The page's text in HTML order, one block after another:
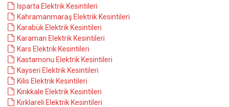
Isparta Elektrik Kesintileri
Kahramanmaraş Elektrik Kesintileri
Karabük Elektrik Kesintileri
Karaman Elektrik Kesintileri
Kars Elektrik Kesintileri
Kastamonu Elektrik Kesintileri
Kayseri Elektrik Kesintileri
Kilis Elektrik Kesintileri
Kırıkkale Elektrik Kesintileri
Kırklareli Elektrik Kesintileri